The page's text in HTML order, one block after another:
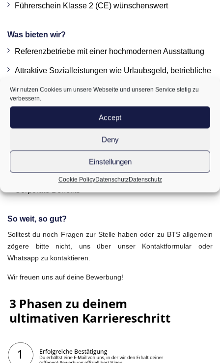
Wir nutzen Cookies um unsere Webseite und unseren Service stetig zu
verbessern.
Accept
Deny
Einstellungen
Cookie PolicyDatenschutzDatenschutz
Führerschein Klasse 2 (CE) wünschenswert
Was bieten wir?
Referenzbetriebe mit einer hochmodernen Ausstattung
Attraktive Sozialleistungen wie Urlaubsgeld, betriebliche
deiner Freizeit)
Praxisorientierte Weiterbildungsprogramme
Duz-Kultur und offene Atmosphäre
Arbeitsprozesse
So weit, so gut?
Solltest du noch Fragen zur Stelle haben oder zu BTS allgemein
zögere bitte nicht, uns über unser Kontaktformular oder
Whatsapp zu kontaktieren.
Wir freuen uns auf deine Bewerbung!